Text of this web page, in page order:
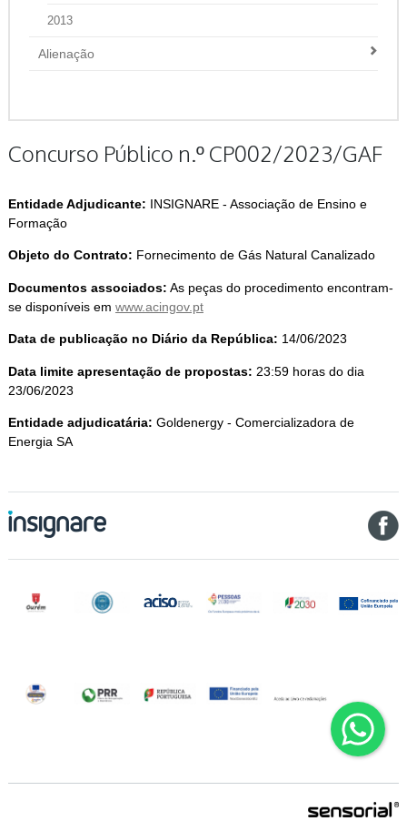
2013
Alienação
Concurso Público n.º CP002/2023/GAF
Entidade Adjudicante: INSIGNARE - Associação de Ensino e
Formação
Objeto do Contrato: Fornecimento de Gás Natural Canalizado
Documentos associados: As peças do procedimento encontram-
se disponíveis em www.acingov.pt
Data de publicação no Diário da República: 14/06/2023
Data limite apresentação de propostas: 23:59 horas do dia
23/06/2023
Entidade adjudicatária: Goldenergy - Comercializadora de
Energia SA